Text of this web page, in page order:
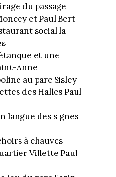
du passage
et Paul Bert
social la
et une
Anne
au parc Sisley
des Halles Paul
langue des signes
à chauves-
Villette Paul